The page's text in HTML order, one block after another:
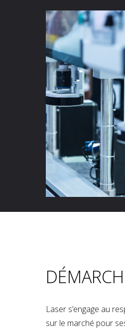
Laser s’engage au
sur le marché pour